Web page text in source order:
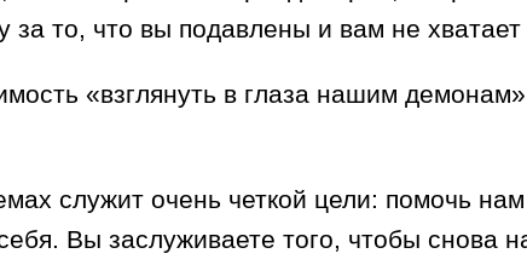
за то, что вы подавлены и вам не хватает
«взглянуть в глаза нашим
служит очень четкой цели: помочь
Вы заслуживаете того, чтобы снова